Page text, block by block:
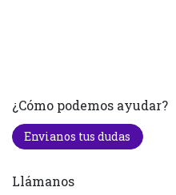
¿Cómo podemos ayudar?
Envianos tus dudas
Llámanos